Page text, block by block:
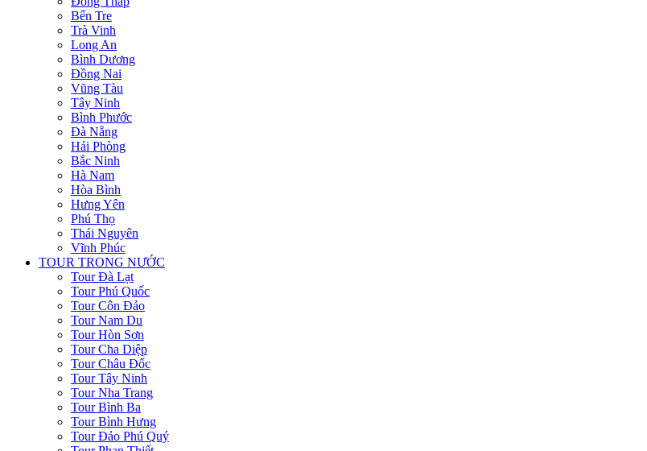
Bến Tre
Trà Vinh
Long An
Bình Dương
Đồng Nai
Vũng Tàu
Tây Ninh
Bình Phước
Đà Nẵng
Hải Phòng
Bắc Ninh
Hà Nam
Hòa Bình
Hưng Yên
Phú Thọ
Thái Nguyên
Vĩnh Phúc
TOUR TRONG NƯỚC
Tour Đà Lạt
Tour Phú Quốc
Tour Côn Đảo
Tour Nam Du
Tour Hòn Sơn
Tour Cha Diệp
Tour Châu Đốc
Tour Tây Ninh
Tour Nha Trang
Tour Bình Ba
Tour Bình Hưng
Tour Đảo Phú Quý